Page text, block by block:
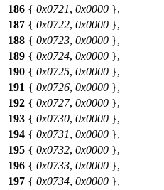
186 { 0x0721, 0x0000 },
187 { 0x0722, 0x0000 },
188 { 0x0723, 0x0000 },
189 { 0x0724, 0x0000 },
190 { 0x0725, 0x0000 },
191 { 0x0726, 0x0000 },
192 { 0x0727, 0x0000 },
193 { 0x0730, 0x0000 },
194 { 0x0731, 0x0000 },
195 { 0x0732, 0x0000 },
196 { 0x0733, 0x0000 },
197 { 0x0734, 0x0000 },